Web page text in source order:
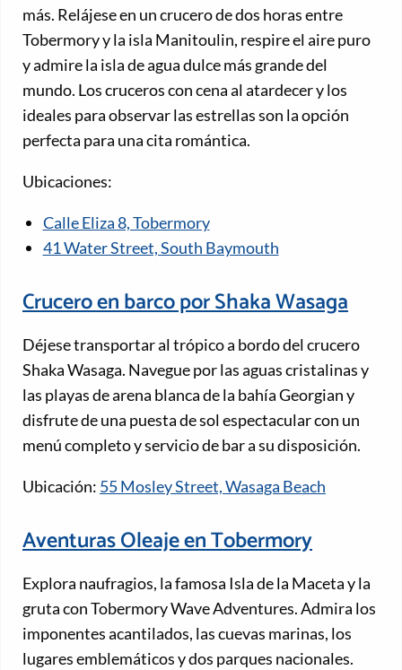
más. Relájese en un crucero de dos horas entre
Tobermory y la isla Manitoulin, respire el aire puro
y admire la isla de agua dulce más grande del
mundo. Los cruceros con cena al atardecer y los
ideales para observar las estrellas son la opción
perfecta para una cita romántica.
Ubicaciones:
Calle Eliza 8, Tobermory
41 Water Street, South Baymouth
Crucero en barco por Shaka Wasaga
Déjese transportar al trópico a bordo del crucero
Shaka Wasaga. Navegue por las aguas cristalinas y
las playas de arena blanca de la bahía Georgian y
disfrute de una puesta de sol espectacular con un
menú completo y servicio de bar a su disposición.
Ubicación: 55 Mosley Street, Wasaga Beach
Aventuras Oleaje en Tobermory
Explora naufragios, la famosa Isla de la Maceta y la
gruta con Tobermory Wave Adventures. Admira los
imponentes acantilados, las cuevas marinas, los
lugares emblemáticos y dos parques nacionales.